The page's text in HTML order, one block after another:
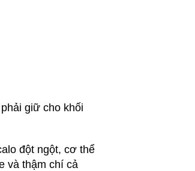
giữ cho khối
đột ngột, cơ thể
và thậm chí cả